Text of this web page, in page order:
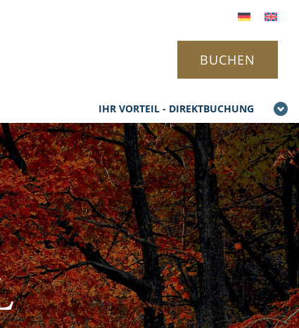
IHR VORTEIL - DIREKTBUCHUNG
BUCHEN